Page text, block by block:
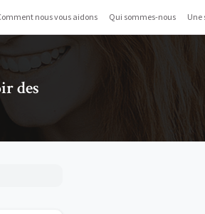
nous vous aidons Qui sommes-nous Une
des